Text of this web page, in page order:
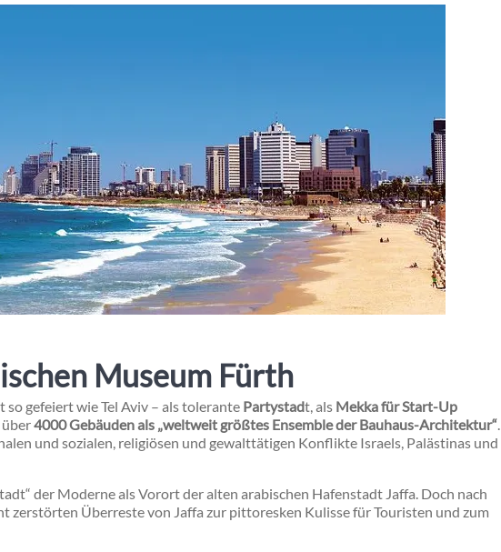
Museum Fürth
gefeiert wie Tel Aviv – als tolerante Partystadt, als Mekka für Start-Up
über4000 Gebäuden als „weltweit größtes Ensemble der Bauhaus-Architektur“.
und sozialen, religiösen und gewalttätigen Konflikte Israels, Palästinas und
der Moderne als Vorort der alten arabischen Hafenstadt Jaffa. Doch nach
zerstörten Überreste von Jaffa zur pittoresken Kulisse für Touristen und zum